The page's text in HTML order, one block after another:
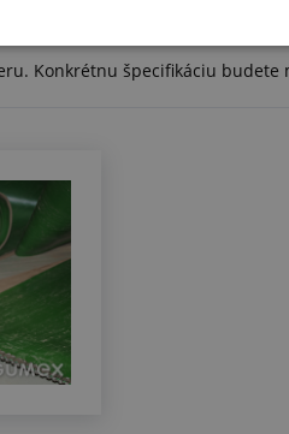
Konkrétnu špecifikáciu